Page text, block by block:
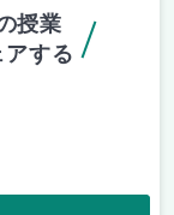
授業
する